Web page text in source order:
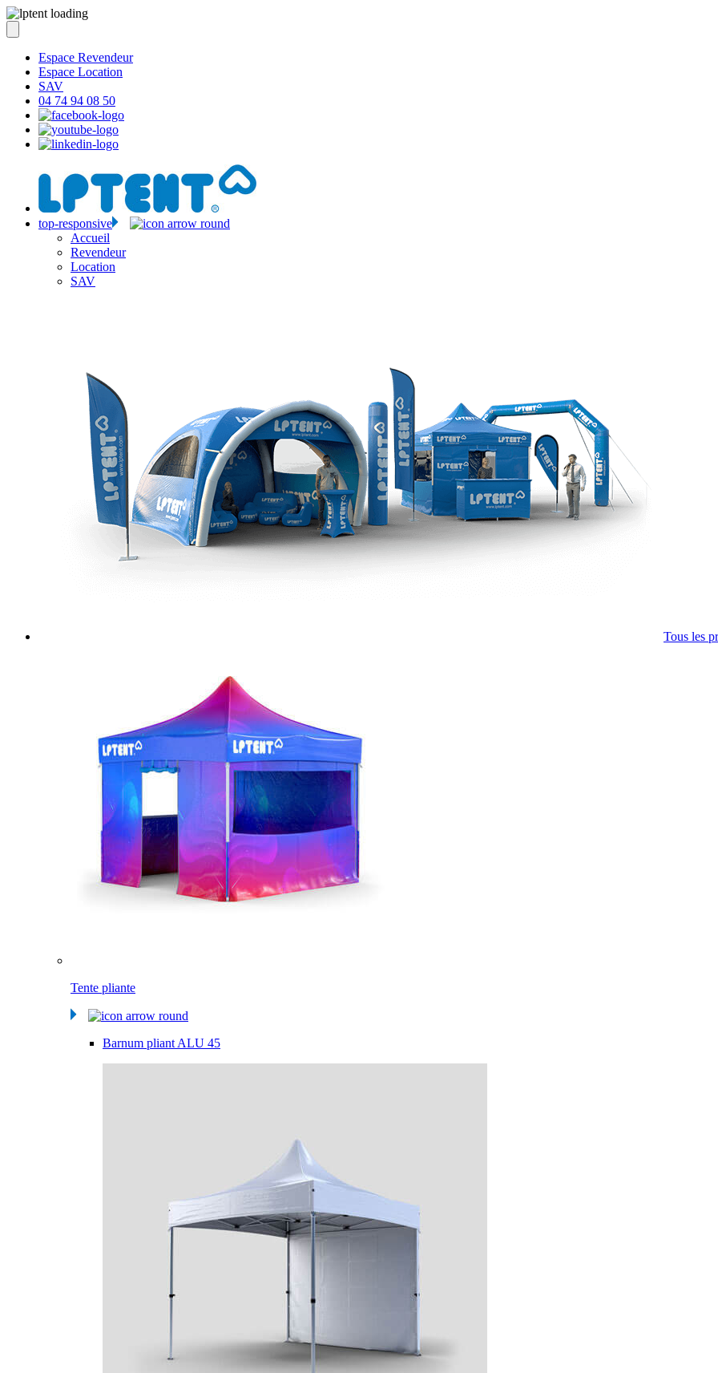
Espace Revendeur
Espace Location
SAV
04 74 94 08 50
top-responsive
Accueil
Revendeur
Location
SAV
Tous les
Tente pliante
Barnum pliant ALU 45